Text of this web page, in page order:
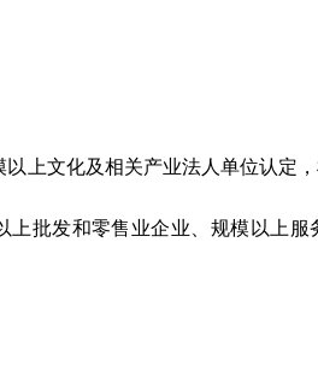
文化及相关产业法人单位认定，
上批发和零售业企业、规模以上